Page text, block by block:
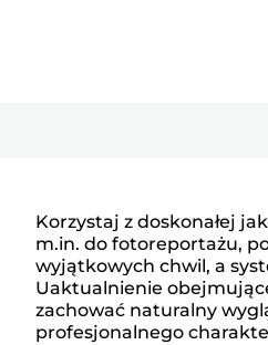
Korzystaj z doskonałej
m.in. do fotoreportażu,
wyjątkowych chwil, a
Uaktualnienie
zachować naturalny
profesjonalnego